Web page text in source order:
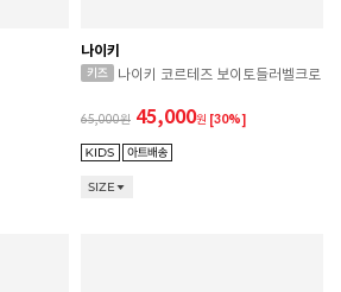
나이키
나이키 코르테즈 보이토들러벨크로
65,000 45,000원 [30%]
SIZE